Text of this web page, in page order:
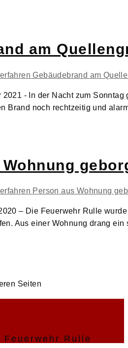
am
2021 - In der Nacht zum
Brand noch rechtzeitig und
– Die Feuerwehr Rulle
Aus einer Wohnung drang
Seiten
Rulle